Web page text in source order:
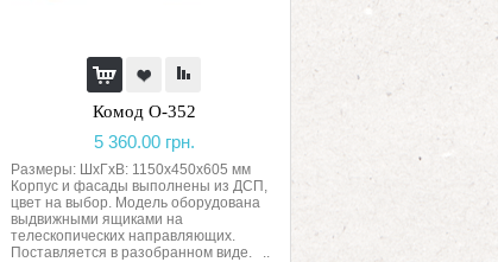
Комод О-352
5 360.00 грн.
Размеры: ШхГхВ: 1150х450х605 мм
Корпус и фасады выполнены из ДСП,
цвет на выбор. Модель оборудована
выдвижными ящиками на
телескопических направляющих.
Поставляется в разобранном виде. ..